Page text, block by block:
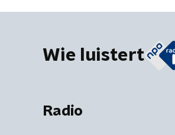
Wie luistert
Radio